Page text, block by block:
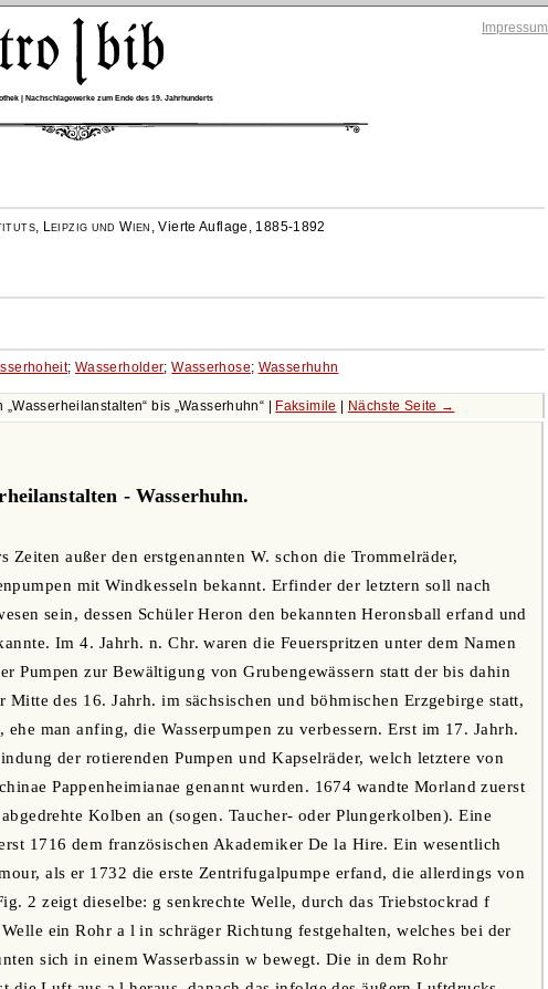
Impressum
| Nachschlagewerke zum Ende des 19. Jahrhunderts
Leipzig und Wien ,Vierte Auflage, 1885-1892
; Wasserholder;Wasserhose; Wasserhuhn
Wasserheilanstalten bis Wasserhuhn Faksimile Nächste Seite →
- Wasserhuhn.
außer den erstgenannten W. schon die Trommelräder,
mit Windkesseln bekannt. Erfinder der letztern soll nach
sein, dessen Schüler Heron den bekannten Heronsball erfand und
Im 4. Jahrh. n. Chr. waren die Feuerspritzen unter dem Namen
Pumpen zur Bewältigung von Grubengewässern statt der bis dahin
des 16. Jahrh. im sächsischen und böhmischen Erzgebirge statt,
man anfing, die Wasserpumpen zu verbessern. Erst im 17. Jahrh.
der rotierenden Pumpen und Kapselräder, welch letztere von
Pappenheimianae genannt wurden. 1674 wandte Morland zuerst
Kolben an (sogen. Taucher- oder Plungerkolben). Eine
1716 dem französischen Akademiker De la Hire. Ein wesentlich
als er 1732 die erste Zentrifugalpumpe erfand, die allerdings von
2 zeigt dieselbe: g senkrechte Welle, durch das Triebstockrad f
ein Rohr a l in schräger Richtung festgehalten, welches bei der
sich in einem Wasserbassin w bewegt. Die in dem Rohr